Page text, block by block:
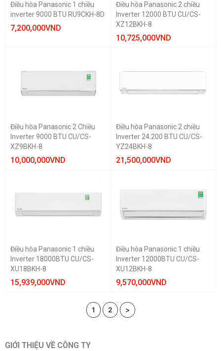
Điều hòa Panasonic 1 chiều
inverter 9000 BTU RU9CKH-8D
7,200,000VND
Điều hòa Panasonic 2 chiều
Inverter 12000 BTU CU/CS-
XZ12BKH-8
10,725,000VND
Điều hòa Panasonic 2 Chiều
Inverter 9000 BTU CU/CS-
XZ9BKH-8
10,000,000VND
Điều hòa Panasonic 2 chiều
Inverter 24.200 BTU CU/CS-
YZ24BKH-8
21,500,000VND
Điều hòa Panasonic 1 chiều
Inverter 18000BTU CU/CS-
XU18BKH-8
15,939,000VND
Điều hòa Panasonic 1 chiều
Inverter 12000BTU CU/CS-
XU12BKH-8
9,570,000VND
1 2 >
GIỚI THIỆU VỀ CÔNG TY